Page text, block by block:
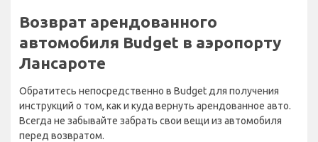
Возврат арендованного
автомобиля Budget в аэропорту
Лансароте
Обратитесь непосредственно в Budget для получения
инструкций о том, как и куда вернуть арендованное авто.
Всегда не забывайте забрать свои вещи из автомобиля
перед возвратом.